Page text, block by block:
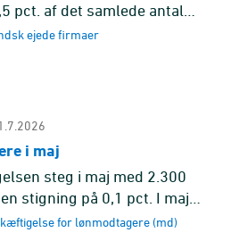
pct. af det samlede antal
sektor i Danmark. Fra
ejede firmaer
i maj
steg i maj med 2.300
stigning på 0,1 pct. I maj
et lønmodtagerjob.
for lønmodtagere (md)